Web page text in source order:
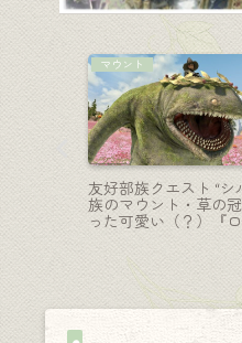
マウント
封神演義のナタクの
パオペエ？課金マウ
『風火二輪』